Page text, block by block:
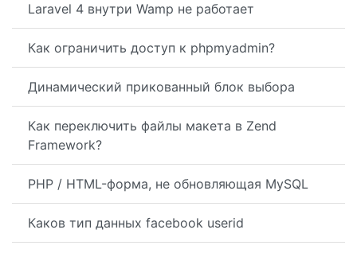
Laravel 4 внутри Wamp не работает
Как ограничить доступ к phpmyadmin?
Динамический прикованный блок выбора
Как переключить файлы макета в Zend
Framework?
PHP / HTML-форма, не обновляющая MySQL
Каков тип данных facebook userid